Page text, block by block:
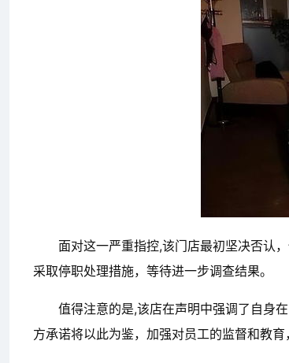
面对这一严重指控,该门店最初坚决否认
采取停职处理措施，等待进一步调查结果。
值得注意的是,该店在声明中强调了自身
方承诺将以此为鉴，加强对员工的监督和教育